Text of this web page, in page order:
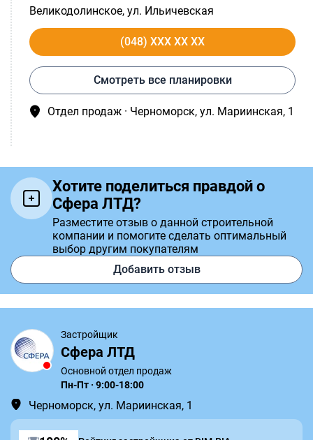
Великодолинское, ул. Ильичевская
(048) XXX XX XX
Смотреть все планировки
Отдел продаж · Черноморск, ул. Мариинская, 1
Хотите поделиться правдой о
Сфера ЛТД?
Разместите отзыв о данной строительной
компании и помогите сделать оптимальный
выбор другим покупателям
Добавить отзыв
Застройщик
Сфера ЛТД
Основной отдел продаж
Пн-Пт · 9:00-18:00
Черноморск, ул. Мариинская, 1